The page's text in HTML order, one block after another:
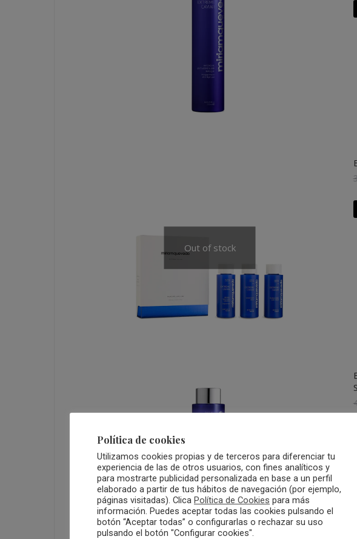
Out of stock
Política de cookies
Utilizamos cookies propias y de terceros para diferenciar tu
experiencia de las de otros usuarios, con fines analíticos y
para mostrarte publicidad personalizada en base a un perfil
elaborado a partir de tus hábitos de navegación (por ejemplo,
páginas visitadas). Clica Política de Cookies para más
información. Puedes aceptar todas las cookies pulsando el
botón “Aceptar todas” o configurarlas o rechazar su uso
pulsando el botón "Configurar cookies".